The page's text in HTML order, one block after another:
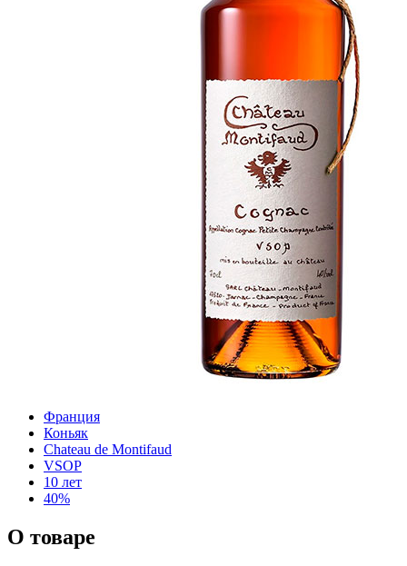
Франция
Коньяк
Chateau de Montifaud
VSOP
10 лет
40%
О товаре